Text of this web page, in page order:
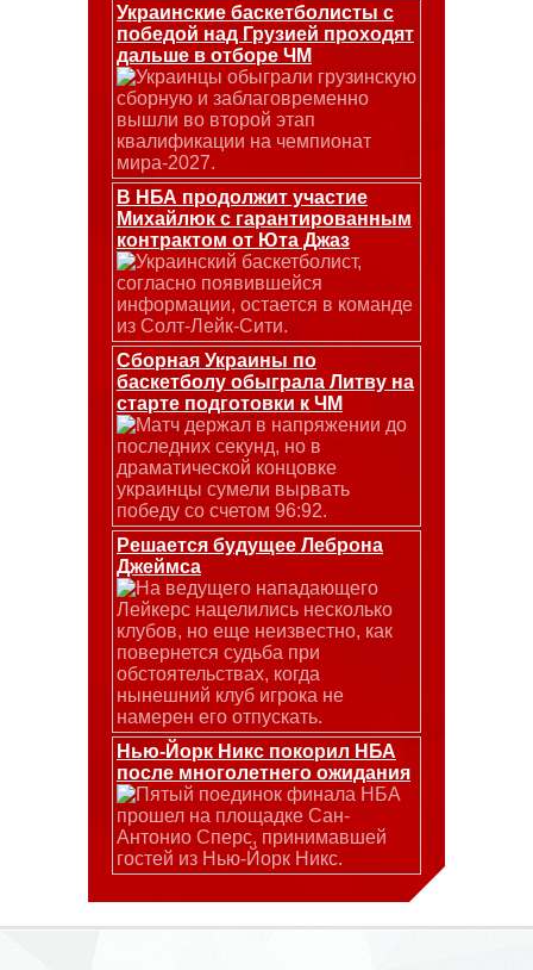
Украинские баскетболисты с
победой над Грузией проходят
дальше в отборе ЧМ
Украинцы обыграли грузинскую
сборную и заблаговременно
вышли во второй этап
квалификации на чемпионат
мира-2027.
В НБА продолжит участие
Михайлюк с гарантированным
контрактом от Юта Джаз
Украинский баскетболист,
согласно появившейся
информации, остается в команде
из Солт-Лейк-Сити.
Сборная Украины по
баскетболу обыграла Литву на
старте подготовки к ЧМ
Матч держал в напряжении до
последних секунд, но в
драматической концовке
украинцы сумели вырвать
победу со счетом 96:92.
Решается будущее Леброна
Джеймса
На ведущего нападающего
Лейкерс нацелились несколько
клубов, но еще неизвестно, как
повернется судьба при
обстоятельствах, когда
нынешний клуб игрока не
намерен его отпускать.
Нью-Йорк Никс покорил НБА
после многолетнего ожидания
Пятый поединок финала НБА
прошел на площадке Сан-
Антонио Сперс, принимавшей
гостей из Нью-Йорк Никс.